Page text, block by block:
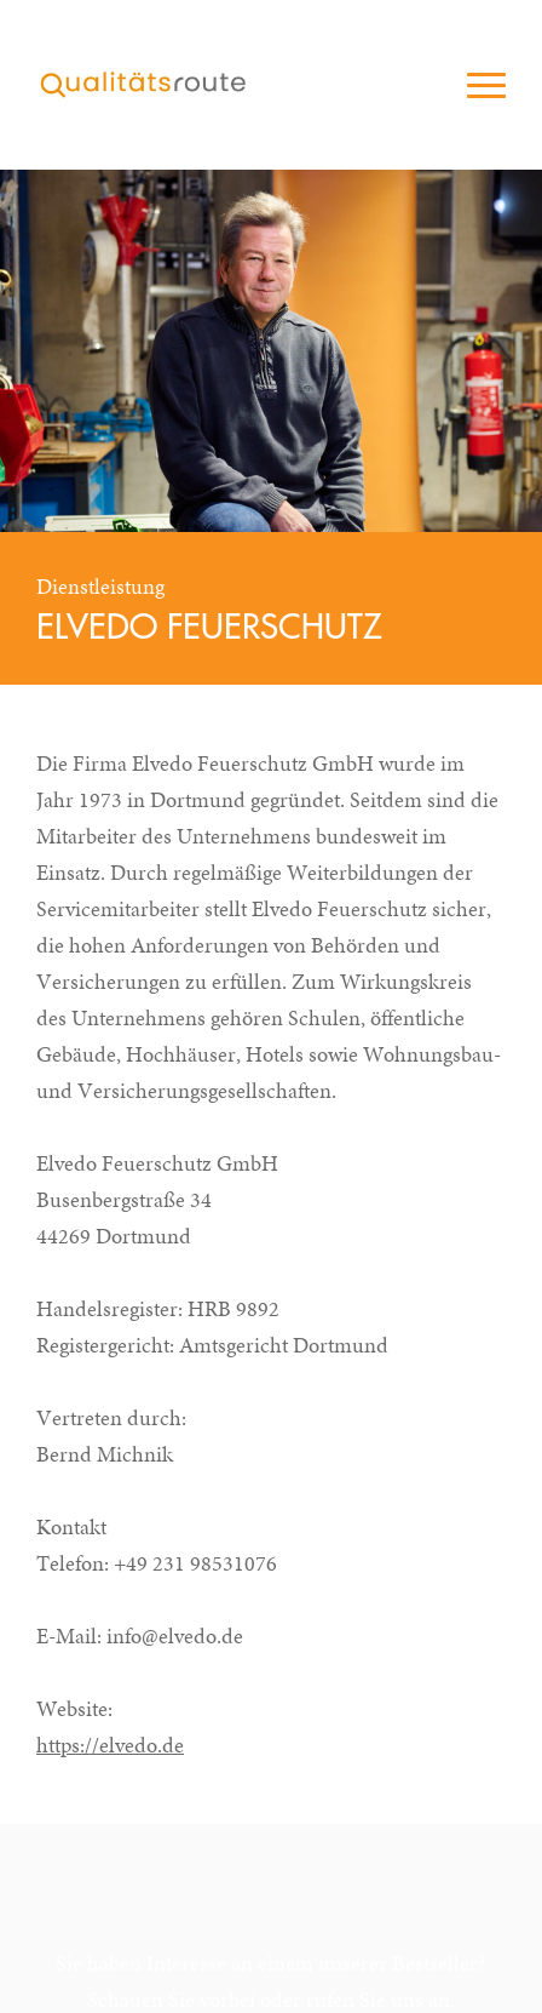
Dienstleistung
ELVEDO FEUERSCHUTZ
Die Firma Elvedo Feuerschutz GmbH wurde im
Jahr 1973 in Dortmund gegründet. Seitdem sind die
Mitarbeiter des Unternehmens bundesweit im
Einsatz. Durch regelmäßige Weiterbildungen der
Servicemitarbeiter stellt Elvedo Feuerschutz sicher,
die hohen Anforderungen von Behörden und
Versicherungen zu erfüllen. Zum Wirkungskreis
des Unternehmens gehören Schulen, öffentliche
Gebäude, Hochhäuser, Hotels sowie Wohnungsbau-
und Versicherungsgesellschaften.
Elvedo Feuerschutz GmbH
Busenbergstraße 34
44269 Dortmund
Handelsregister: HRB 9892
Registergericht: Amtsgericht Dortmund
Vertreten durch:
Bernd Michnik
Kontakt
Telefon: +49 231 98531076
E-Mail: info@elvedo.de
Website:
https://elvedo.de